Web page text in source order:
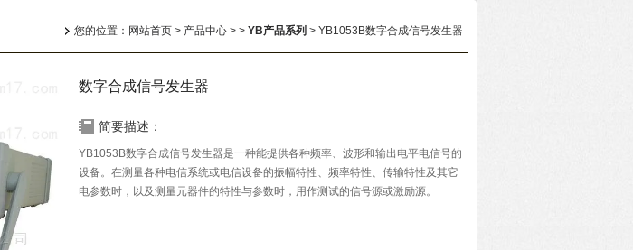
您的位置： 网站首页 > 产品中心 > > YB产品系列 > YB1053B数字合成信号发生器
数字合成信号发生器
简要描述：
YB1053B数字合成信号发生器是一种能提供各种频率、波形和输出电平电信号的
设备。在测量各种电信系统或电信设备的振幅特性、频率特性、传输特性及其它
电参数时，以及测量元器件的特性与参数时，用作测试的信号源或激励源。